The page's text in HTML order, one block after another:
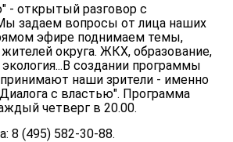
- открытый разговор с
задаем вопросы от лица наших
эфире поднимаем темы,
округа. ЖКХ, образование,
создании программы
наши зрители - именно
с властью". Программа
четверг в 20.00.
8 (495) 582-30-88.